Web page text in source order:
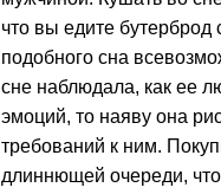
что вы едите
подобного сна
сне наблюдала, как ее
эмоций, то наяву она
требований к ним.
длиннющей очереди,